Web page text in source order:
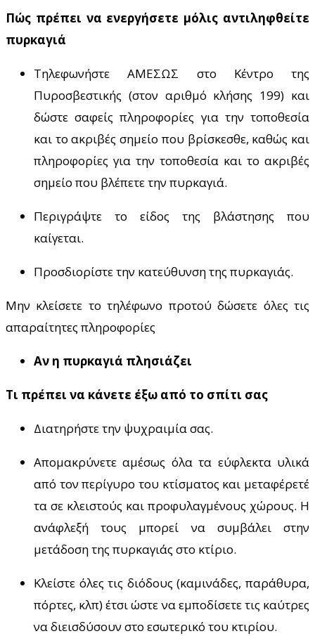
Πώς πρέπει να ενεργήσετε μόλις αντιληφθείτε
πυρκαγιά
Τηλεφωνήστε ΑΜΕΣΩΣ στο Κέντρο της
Πυροσβεστικής (στον αριθμό κλήσης 199) και
δώστε σαφείς πληροφορίες για την τοποθεσία
και το ακριβές σημείο που βρίσκεσθε, καθώς και
πληροφορίες για την τοποθεσία και το ακριβές
σημείο που βλέπετε την πυρκαγιά.
Περιγράψτε το είδος της βλάστησης που
καίγεται.
Προσδιορίστε την κατεύθυνση της πυρκαγιάς.
Μην κλείσετε το τηλέφωνο προτού δώσετε όλες τις
απαραίτητες πληροφορίες
Αν η πυρκαγιά πλησιάζει
Τι πρέπει να κάνετε έξω από το σπίτι σας
Διατηρήστε την ψυχραιμία σας.
Απομακρύνετε αμέσως όλα τα εύφλεκτα υλικά
από τον περίγυρο του κτίσματος και μεταφέρετέ
τα σε κλειστούς και προφυλαγμένους χώρους. Η
ανάφλεξή τους μπορεί να συμβάλει στην
μετάδοση της πυρκαγιάς στο κτίριο.
Κλείστε όλες τις διόδους (καμινάδες, παράθυρα,
πόρτες, κλπ) έτσι ώστε να εμποδίσετε τις καύτρες
να διεισδύσουν στο εσωτερικό του κτιρίου.